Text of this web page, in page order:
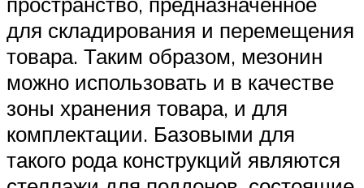
для складирования и перемещения
товара. Таким образом, мезонин
можно использовать и в качестве
зоны хранения товара, и для
комплектации. Базовыми для
такого рода конструкций являются